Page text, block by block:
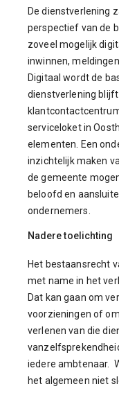
De dienstverlening
perspectief van de
zoveel mogelijk
inwinnen,
Digitaal wordt de
dienstverlening
serviceloket in
elementen. Een
inzichtelijk maken
de gemeente
beloofd en
ondernemers.
Nadere toelichting
Het bestaansrecht
met name in het
Dat kan gaan om
voorzieningen of
verlenen van die
iedere ambtenaar.
het algemeen niet